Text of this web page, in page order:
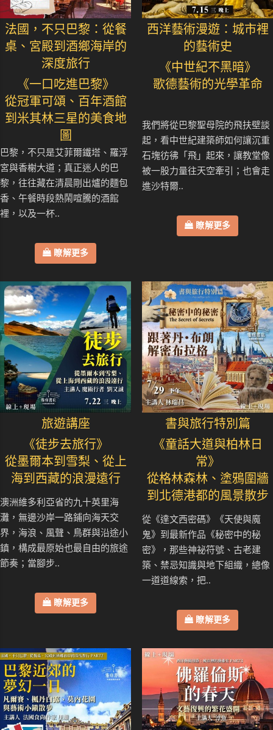
法國，不只巴黎：從餐
桌、宮殿到酒鄉海岸的
深度旅行
《一口吃進巴黎》
從冠軍可頌、百年酒館
到米其林三星的美食地
圖
巴黎，不只是艾菲爾鐵塔、羅浮
宮與香榭大道；真正迷人的巴
黎，往往藏在清晨剛出爐的麵包
香、午餐時段熱鬧喧騰的酒館
裡，以及一杯..
瞭解更多
西洋藝術漫遊：城市裡
的藝術史
《中世紀不黑暗》
歌德藝術的光學革命
我們將從巴黎聖母院的飛扶壁談
起，看中世紀建築師如何讓沉重
石塊彷彿「飛」起來，讓教堂像
被一股力量往天空牽引；也會走
進沙特爾..
瞭解更多
旅遊講座
《徒步去旅行》
從墨爾本到雪梨、從上
海到西藏的浪漫遠行
澳洲維多利亞省的九十英里海
灘，無邊沙岸一路鋪向海天交
界，海浪、風聲、鳥群與沿途小
鎮，構成最原始也最自由的旅途
節奏；當腳步..
瞭解更多
書與旅行特別篇
《童話大道與柏林日
常》
從格林森林、塗鴉圍牆
到北德港都的風景散步
從《達文西密碼》《天使與魔
鬼》到最新作品《秘密中的秘
密》，那些神祕符號、古老建
築、禁忌知識與地下組織，總像
一道道線索，把..
瞭解更多